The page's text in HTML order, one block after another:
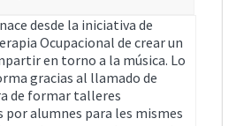
desde la iniciativa de
Ocupacional de crear un
en torno a la música. Lo
gracias al llamado de
de formar talleres
alumnes para les mismes